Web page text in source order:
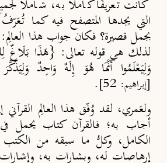
كانت تعريفًا كاملًا به، شاملًا
التي يجدها المتصفح فيه كما
بجمل قصيرة؟ فكان جواب هذا
لذلك هي قوله تعالى: {هَذَا بَلَاغٌ
وَلِيَعْلَمُوا أَنَّمَا هُوَ إِلَهٌ وَاحِدٌ
[إبراهيم: 52]
.
ولعَمري، لقد وُفّق هذا العالِم
أجاب به؛ فالقرآن كتاب يحمل في
الكامل، وكلُّ ما سبقه من
إرهاصات له، وبشارات به،